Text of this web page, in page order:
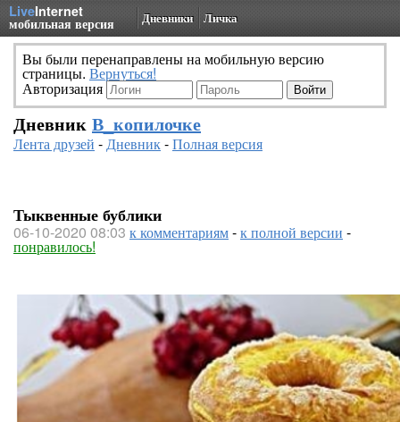
LiveInternet
мобильная версия Дневники Личка
Вы были перенаправлены на мобильную версию
страницы. Вернуться!
Авторизация
Дневник В_копилочке
Лента друзей -Дневник-Полная версия
Тыквенные бублики
06-10-2020 08:03 к комментариям-к полной версии -
понравилось!